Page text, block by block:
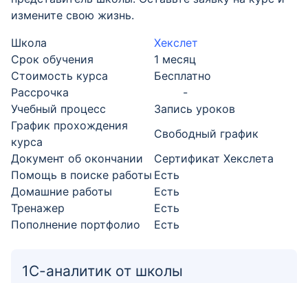
измените свою жизнь.
Школа
Хекслет
Срок обучения
1 месяц
Стоимость курса
Бесплатно
Рассрочка
-
Учебный процесс
Запись уроков
График прохождения
курса
Свободный график
Документ об окончании
Сертификат Хекслета
Помощь в поиске работы Есть
Домашние работы
Есть
Тренажер
Есть
Пополнение портфолио
Есть
1С-аналитик от школы